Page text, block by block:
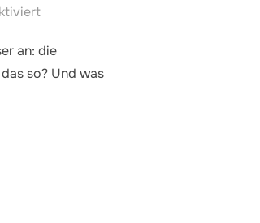
an: die
so? Und was
DAHINTERSTECKT“